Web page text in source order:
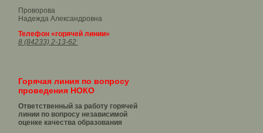
Проворова
Надежда Александровна
Телефон «горячей линии»
8 (84233) 2-13-62
Горячая линия по вопросу
проведения НОКО
Ответственный за работу горячей
линии по вопросу независимой
оценке качества образования